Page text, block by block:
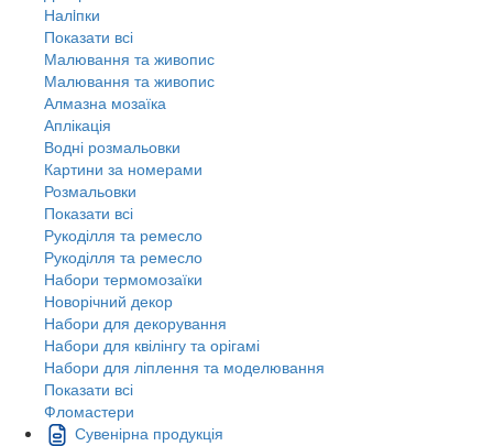
Налiпки
Показати всі
Малювання та живопис
Малювання та живопис
Алмазна мозаїка
Аплікація
Водні розмальовки
Картини за номерами
Розмальовки
Показати всі
Рукоділля та ремесло
Рукоділля та ремесло
Набори термомозаїки
Новорічний декор
Набори для декорування
Набори для квілінгу та орігамі
Набори для ліплення та моделювання
Показати всі
Фломастери
Сувенірна продукція